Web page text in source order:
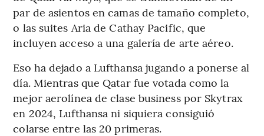
par de asientos en camas de tamaño completo,
o las suites Aria de Cathay Pacific, que
incluyen acceso a una galería de arte aéreo.
Eso ha dejado a Lufthansa jugando a ponerse al
día. Mientras que Qatar fue votada como la
mejor aerolínea de clase business por Skytrax
en 2024, Lufthansa ni siquiera consiguió
colarse entre las 20 primeras.